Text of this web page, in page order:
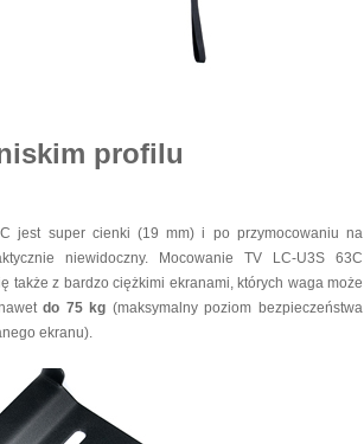
profilu
jest super cienki (19 mm) i po przymocowaniu na
niewidoczny. Mocowanie TV LC-U3S 63C
także z bardzo ciężkimi ekranami, których waga może
do 75 kg (maksymalny poziom bezpieczeństwa
ekranu).